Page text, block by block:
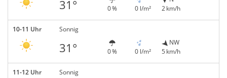
31° 0 % 0 l/m²
2 km/h
10-11 Uhr Sonnig
31° 0 % 0 l/m²
NW
5 km/h
11-12 Uhr Sonnig